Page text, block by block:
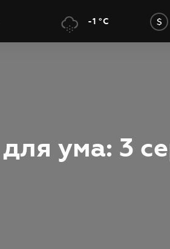
I -1 °C
ума: 3